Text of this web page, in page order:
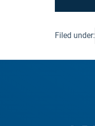
Filed under: